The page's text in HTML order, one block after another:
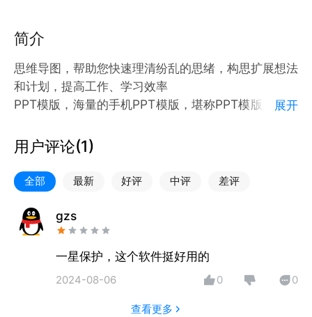
简介
思维导图，帮助您快速理清纷乱的思绪，构思扩展想法
和计划，提高工作、学习效率
PPT模版，海量的手机PPT模版，堪称PPT模版大全，
培训教学课件、年终总结、毕业答辩等多分类的PPT模
版供您选择
展开
用户评论(1)
全部 最新 好评 中评 差评
gzs
一星保护，这个软件挺好用的
2024-08-06 0 0
查看更多